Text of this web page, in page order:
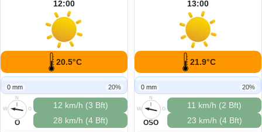
12:00
20.5°C
0 mm 20%
N
O
S
W
O
12 km/h (3 Bft)
28 km/h (4 Bft)
13:00
21.9°C
0 mm 20%
N
O
S
W
OSO
11 km/h (2 Bft)
23 km/h (4 Bft)